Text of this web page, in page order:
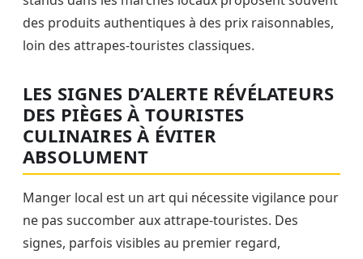
des produits authentiques à des prix raisonnables,
loin des attrapes-touristes classiques.
LES SIGNES D’ALERTE RÉVÉLATEURS
DES PIÈGES À TOURISTES
CULINAIRES À ÉVITER
ABSOLUMENT
Manger local est un art qui nécessite vigilance pour
ne pas succomber aux attrape-touristes. Des
signes, parfois visibles au premier regard,